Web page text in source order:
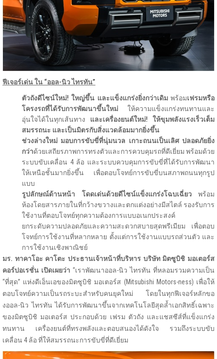
ฟีเจอร์เด่น ใน “ออล-นิว ไทรทัน”
ตัวถังดีไซน์ใหม่! ใหญ่ขึ้น และแข็งแกร่งยิ่งกว่าเดิมพร้อมเฟรมหรือ
โครงรถที่ได้รับการพัฒนาขึ้นใหม่ ให้ความแข็งแกร่งทนทานและ
อุ่นใจได้ในทุกเส้นทาง และเครื่องยนต์ใหม่! ให้ขุมพลังแรงเร็วเต็ม
สมรรถนะ และเป็นมิตรกับสิ่งแวดล้อมมากยิ่งขึ้น
ช่วงล่างใหม่ มอบการขับขี่ที่นุ่มนวล เกาะถนนเป็นเลิศ ปลอดภัยยิ่ง
กว่าด้วยเสถียรภาพการทรงตัวและการควบคุมรถที่ดีเยี่ยม พร้อมด้วย
ระบบขับเคลื่อน 4 ล้อ และระบบควบคุมการขับขี่ที่ได้รับการพัฒนา
ให้เหนือชั้นมากยิ่งขึ้น เพื่อตอบโจทย์การขับขี่บนสภาพถนนทุกรูป
แบบ
รูปลักษณ์ด้านหน้า โดดเด่นด้วยดีไซน์แข็งแกร่งโฉบเฉี่ยว พร้อม
ห้องโดยสารภายในที่กว้างขวางและตกแต่งอย่างมีสไตล์ รองรับการ
ใช้งานที่ตอบโจทย์ทุกความต้องการแบบอเนกประสงค์
ยกระดับความปลอดภัยและความสะดวกสบายสุดพรีเมียม เพื่อตอบ
โจทย์การใช้งานที่หลากหลาย ตั้งแต่การใช้งานแบบรถส่วนตัว และ
การใช้งานเชิงพาณิชย์
มร. ทาคาโอะ คาโตะ ประธานเจ้าหน้าที่บริหาร บริษัท มิตซูบิชิ มอเตอร์ส
คอร์ปอเรชั่น เปิดเผยว่า “เราพัฒนาออล-นิว ไทรทัน ที่หลอมรวมความเป็น
“ที่สุด” แห่งดีเอ็นเอของมิตซูบิชิ มอเตอร์ส (Mitsubishi Motors-ness) เพื่อให้
ตอบโจทย์ความเป็นรถระบะสำหรับคนยุคใหม่ โดยในทุกฟีเจอร์หลักขอ
งออล-นิว ไทรทัน ได้รับการพัฒนาขึ้นจากเทคโนโลยีสุดล้ำเอกสิทธิ์เฉพาะ
ของมิตซูบิชิ มอเตอร์ส ประกอบด้วย เฟรม ตัวถัง และแชสซีส์ที่แข็งแกร่ง
ทนทาน เครื่องยนต์ที่ทรงพลังและตอบสนองได้ดังใจ รวมถึงระบบขับ
เคลื่อน 4 ล้อ ที่ให้สมรรถนะการขับขี่ที่ดีเยี่ยม